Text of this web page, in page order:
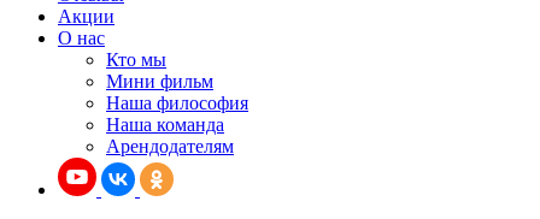
Акции
О нас
Кто мы
Мини фильм
Наша философия
Наша команда
Арендодателям